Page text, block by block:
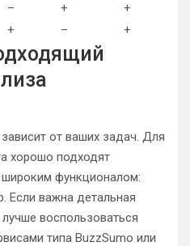
– +
+
+ – +
от ваших задач. Для
хорошо подходят
функционалом:
Если важна детальная
воспользоваться
типа BuzzSumo или